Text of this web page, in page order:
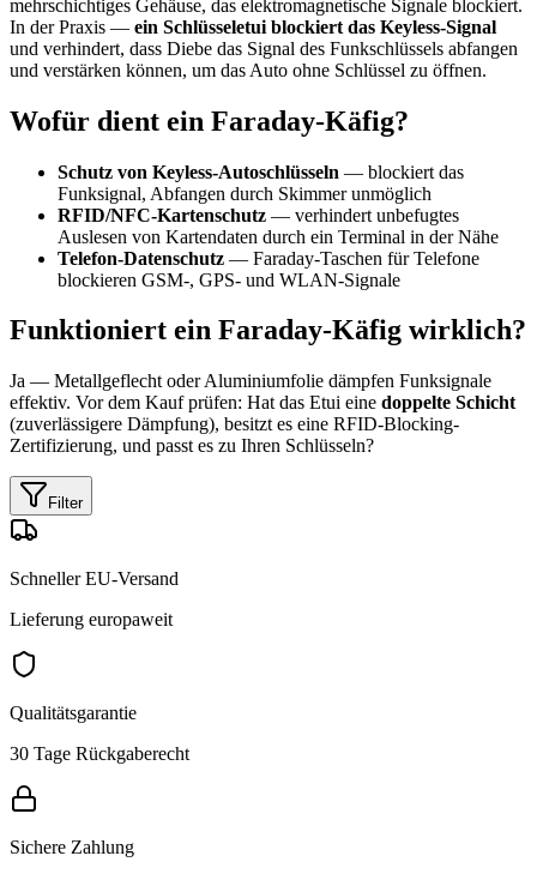
mehrschichtiges Gehäuse, das elektromagnetische Signale blockiert.
In der Praxis — ein Schlüsseletui blockiert das Keyless-Signal
und verhindert, dass Diebe das Signal des Funkschlüssels abfangen
und verstärken können, um das Auto ohne Schlüssel zu öffnen.
Wofür dient ein Faraday-Käfig?
Schutz von Keyless-Autoschlüsseln — blockiert das
Funksignal, Abfangen durch Skimmer unmöglich
RFID/NFC-Kartenschutz — verhindert unbefugtes
Auslesen von Kartendaten durch ein Terminal in der Nähe
Telefon-Datenschutz — Faraday-Taschen für Telefone
blockieren GSM-, GPS- und WLAN-Signale
Funktioniert ein Faraday-Käfig wirklich?
Ja — Metallgeflecht oder Aluminiumfolie dämpfen Funksignale
effektiv. Vor dem Kauf prüfen: Hat das Etui eine doppelte Schicht
(zuverlässigere Dämpfung), besitzt es eine RFID-Blocking-
Zertifizierung, und passt es zu Ihren Schlüsseln?
Filter
Schneller EU-Versand
Lieferung europaweit
Qualitätsgarantie
30 Tage Rückgaberecht
Sichere Zahlung